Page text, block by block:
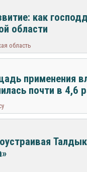
как
области
область
применения
почти в 4,6